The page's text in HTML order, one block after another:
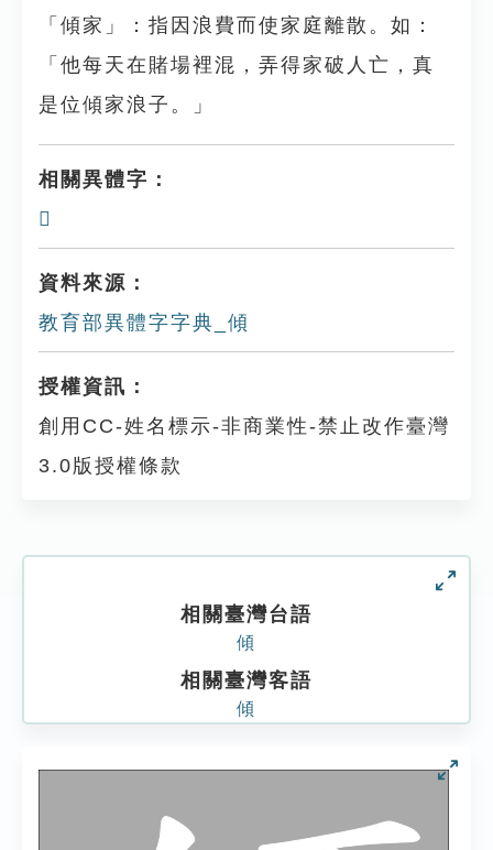
「傾家」：指因浪費而使家庭離散。如：
「他每天在賭場裡混，弄得家破人亡，真
是位傾家浪子。」
相關異體字：
𨻺
資料來源：
教育部異體字字典_傾
授權資訊：
創用CC-姓名標示-非商業性-禁止改作臺灣
3.0版授權條款
相關臺灣台語
傾
相關臺灣客語
傾